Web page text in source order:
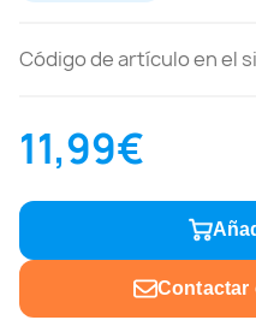
Código de artículo en el
11,99€
Contactar